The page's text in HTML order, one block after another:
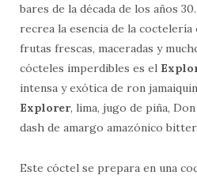
bares de la década de los años
recrea la esencia de la coctelería
frutas frescas, maceradas y
cócteles imperdibles es el
intensa y exótica de ron
Explorer, lima, jugo de piña,
dash de amargo amazónico bitter.
Este cóctel se prepara en una